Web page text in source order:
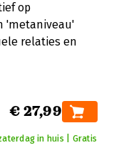
op
'metaniveau'
relaties en
€ 27,99
in huis | Gratis